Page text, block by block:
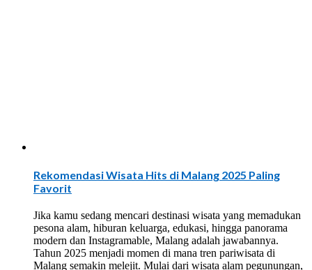
Rekomendasi Wisata Hits di Malang 2025 Paling
Favorit
Jika kamu sedang mencari destinasi wisata yang memadukan
pesona alam, hiburan keluarga, edukasi, hingga panorama
modern dan Instagramable, Malang adalah jawabannya.
Tahun 2025 menjadi momen di mana tren pariwisata di
Malang semakin melejit. Mulai dari wisata alam pegunungan,